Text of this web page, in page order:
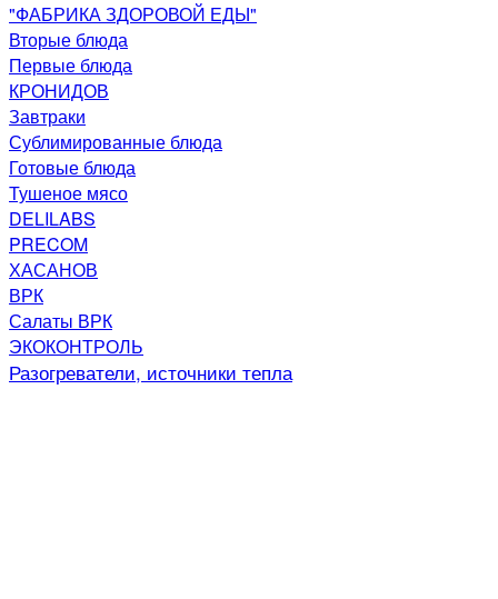
"ФАБРИКА ЗДОРОВОЙ ЕДЫ"
Вторые блюда
Первые блюда
КРОНИДОВ
Завтраки
Сублимированные блюда
Готовые блюда
Тушеное мясо
DELILABS
PRECOM
ХАСАНОВ
ВРК
Салаты ВРК
ЭКОКОНТРОЛЬ
Разогреватели, источники тепла